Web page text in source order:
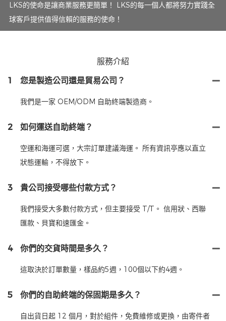
LKS的使命是讓商業服務更簡單！ LKS的每一個人都將努力實踐全
球客戶提供值得信賴的服務的使命！
服務介紹
1
您是製造公司還是貿易公司？
我們是一家 OEM/ODM 自助終端製造商。
2 如何運送自助終端？
空運和海運可選，大宗訂單建議海運。 所有資訊亭應以直立
狀態運輸，不得放下。
3 貴公司接受哪些付款方式？
我們接受大多數付款方式，但主要接受 T/T。 信用狀、西聯
匯款、貝寶和速匯金。
4 你們的交貨時間是多久？
這取決於訂單數量，樣品約5週，100個以下約4週。
5 你們的自助終端的保固期是多久？
自出貨日起 12 個月，對於組件，免費維修或更換，由寄件者